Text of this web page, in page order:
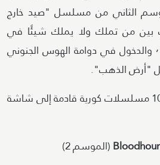
الثاني من مسلسل "صيد خارج
حب بين من تملك ولا يملك شيئًا في
مسلسل "التاج المثالي"٬ والدخول في دوامة الهوس الجنوني
"أرض الذهب".
في قائمة تشتمل على 10 مسلسلات كورية قادمة إلى شاشة
(الموسم 2)